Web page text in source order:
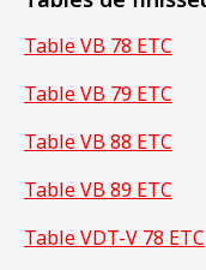
Table VB 78 ETC
Table VB 79 ETC
Table VB 88 ETC
Table VB 89 ETC
Table VDT-V 78 ETC